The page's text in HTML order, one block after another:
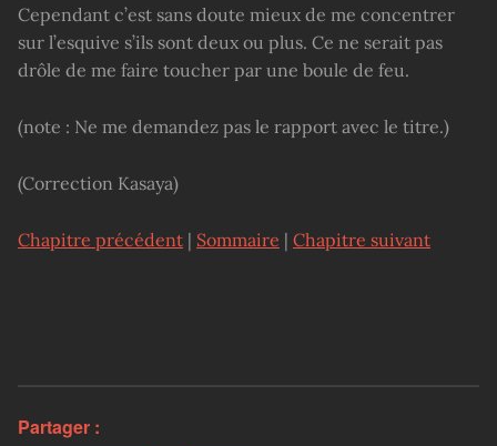
Cependant c’est sans doute mieux de me concentrer
sur l’esquive s’ils sont deux ou plus. Ce ne serait pas
drôle de me faire toucher par une boule de feu.
(note : Ne me demandez pas le rapport avec le titre.)
(Correction Kasaya)
Chapitre précédent | Sommaire | Chapitre suivant
Partager :